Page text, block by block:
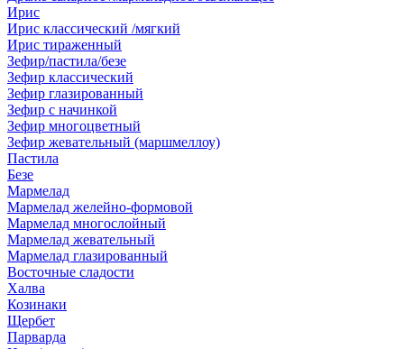
Ирис
Ирис классический /мягкий
Ирис тираженный
Зефир/пастила/безе
Зефир классический
Зефир глазированный
Зефир с начинкой
Зефир многоцветный
Зефир жевательный (маршмеллоу)
Пастила
Безе
Мармелад
Мармелад желейно-формовой
Мармелад многослойный
Мармелад жевательный
Мармелад глазированный
Восточные сладости
Халва
Козинаки
Щербет
Парварда